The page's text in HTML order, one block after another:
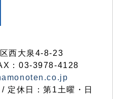
西大泉4-8-23
：03-3978-4128
定休日：第1土曜・日